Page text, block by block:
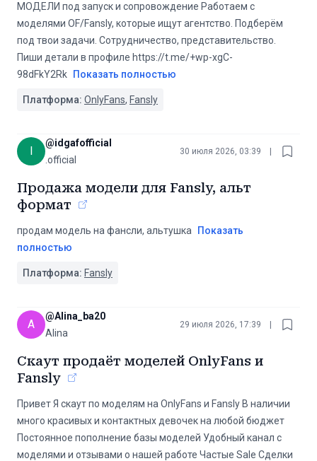
МОДЕЛИ под запуск и сопровождение Работаем с
моделями OF/Fansly, которые ищут агентство. Подберём
под твои задачи. Сотрудничество, представительство.
Пиши детали в профиле https://t.me/+wp-xgC-
98dFkY2Rk
Показать полностью
Платформа: OnlyFans, Fansly
I
@idgafofficial
.official
30 июля 2026, 03:39
Продажа модели для Fansly, альт
формат
продам модель на фансли, альтушка
Показать
полностью
Платформа: Fansly
A
@Alina_ba20
Alina
29 июля 2026, 17:39
Скаут продаёт моделей OnlyFans и
Fansly
Привет Я скаут по моделям на OnlyFans и Fansly В наличии
много красивых и контактных девочек на любой бюджет
Постоянное пополнение базы моделей Удобный канал с
моделями и отзывами о нашей работе Частые Sale Сделки